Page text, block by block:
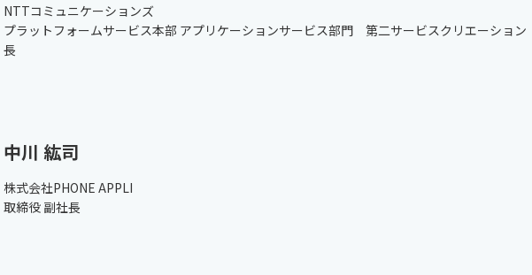
NTTコミュニケーションズ
プラットフォームサービス本部 アプリケーションサービス部門 第二サービスクリエーショ
長
中川 紘司
株式会社PHONE APPLI
取締役 副社長